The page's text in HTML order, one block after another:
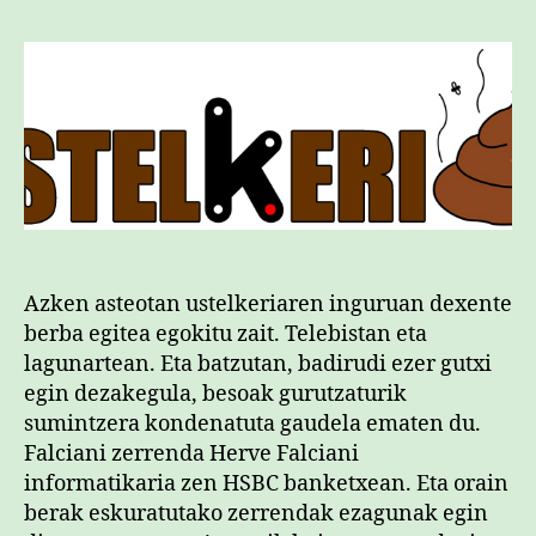
Azken asteotan ustelkeriaren inguruan dexente
berba egitea egokitu zait. Telebistan eta
lagunartean. Eta batzutan, badirudi ezer gutxi
egin dezakegula, besoak gurutzaturik
sumintzera kondenatuta gaudela ematen du.
Falciani zerrenda Herve Falciani
informatikaria zen HSBC banketxean. Eta orain
berak eskuratutako zerrendak ezagunak egin